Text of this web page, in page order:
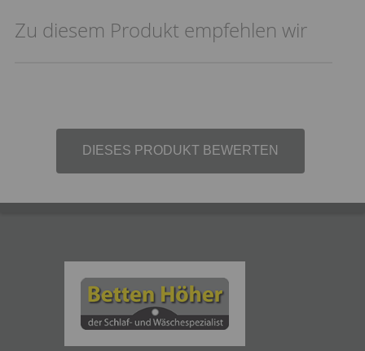
Zu diesem Produkt empfehlen wir
DIESES PRODUKT BEWERTEN